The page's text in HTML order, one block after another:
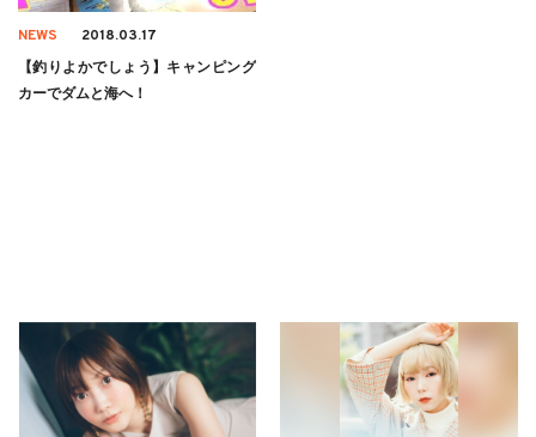
NEWS 2018.03.17
【釣りよかでしょう】キャンピング
カーでダムと海へ！